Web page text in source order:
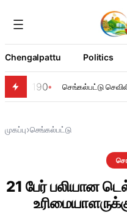
Chengalpattu Politics
190 செங்கல்பட்டு
முகப்பு›செங்கல்பட்டு
21 பேர் பலியான